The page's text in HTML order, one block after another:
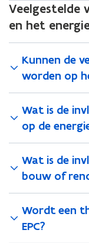
Veelgestelde
en het
Kunnen de
worden op
Wat is de
op de
Wat is de
bouw of
Wordt een
EPC?